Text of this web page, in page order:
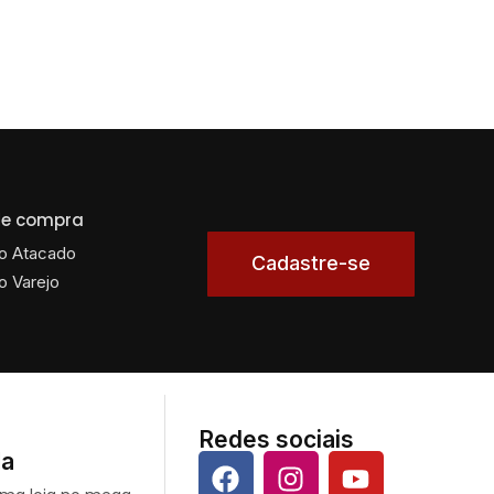
compra
Atacado
Varejo
Cadastre-se
Redes sociais